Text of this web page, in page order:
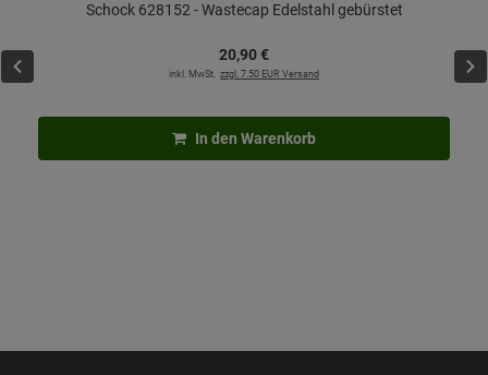
Schock 628152 - Wastecap Edelstahl gebürstet
20,90€
inkl. MwSt. zzgl. 7.50 EUR Versand
In den Warenkorb